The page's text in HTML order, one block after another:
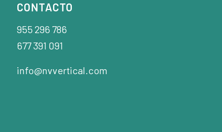
CONTACTO
955 296 786
677 391 091
info@nvvertical.com